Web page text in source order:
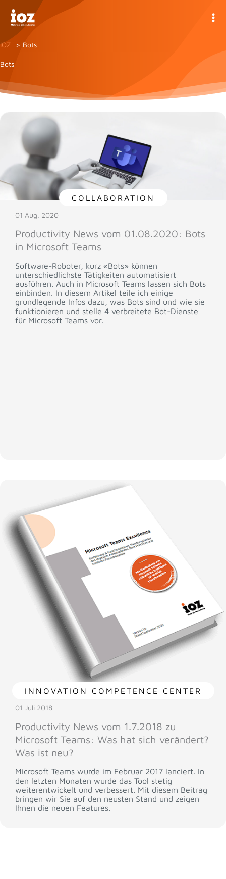
Inhalt
springen
IOZ Bots
Bots
COLLABORATION
01 Aug. 2020
Productivity News vom 01.08.2020: Bots
in Microsoft Teams
Software-Roboter, kurz «Bots» können
unterschiedlichste Tätigkeiten automatisiert
ausführen. Auch in Microsoft Teams lassen sich Bots
einbinden. In diesem Artikel teile ich einige
grundlegende Infos dazu, was Bots sind und wie sie
funktionieren und stelle 4 verbreitete Bot-Dienste
für Microsoft Teams vor.
INNOVATION COMPETENCE CENTER
01 Juli 2018
Productivity News vom 1.7.2018 zu
Microsoft Teams: Was hat sich verändert?
Was ist neu?
Microsoft Teams wurde im Februar 2017 lanciert. In
den letzten Monaten wurde das Tool stetig
weiterentwickelt und verbessert. Mit diesem Beitrag
bringen wir Sie auf den neusten Stand und zeigen
Ihnen die neuen Features.